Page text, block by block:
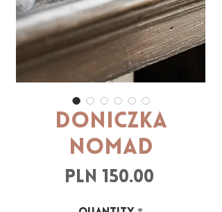
DONICZKA
NOMAD
PLN 150.00Price